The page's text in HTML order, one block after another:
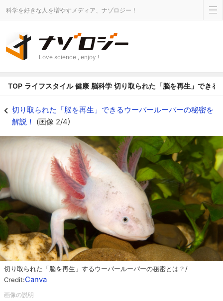
科学を好きな人を増やすメディア、ナゾロジー！
Love science , enjoy !
TOP ライフスタイル 健康 脳科学 切り取られた「脳を再生」できる
切り取られた「脳を再生」できるウーパールーパーの秘密を
解説！ (画像 2/4)
切り取られた「脳を再生」するウーパールーパーの秘密とは？/
Credit:Canva